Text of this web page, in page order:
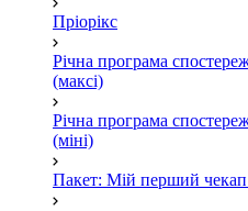
Пріорікс
Річна програма
(максі)
Річна програма
(міні)
Пакет: Мій перший чекап